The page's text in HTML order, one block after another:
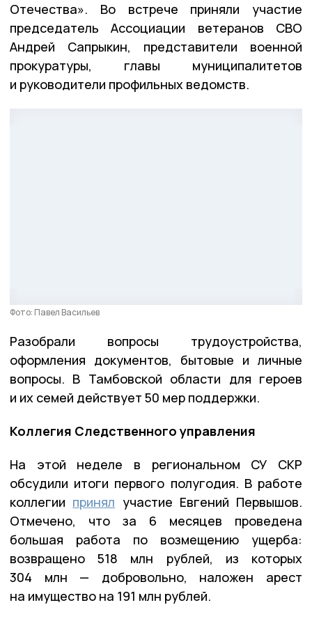
Отечества». Во встрече приняли участие
председатель Ассоциации ветеранов СВО
Андрей Сапрыкин, представители военной
прокуратуры, главы муниципалитетов
и руководители профильных ведомств.
Фото: Павел Васильев
Разобрали вопросы трудоустройства,
оформления документов, бытовые и личные
вопросы. В Тамбовской области для героев
и их семей действует 50 мер поддержки.
Коллегия Следственного управления
На этой неделе в региональном СУ СКР
обсудили итоги первого полугодия. В работе
коллегии принял участие Евгений Первышов.
Отмечено, что за 6 месяцев проведена
большая работа по возмещению ущерба:
возвращено 518 млн рублей, из которых
304 млн — добровольно, наложен арест
на имущество на 191 млн рублей.